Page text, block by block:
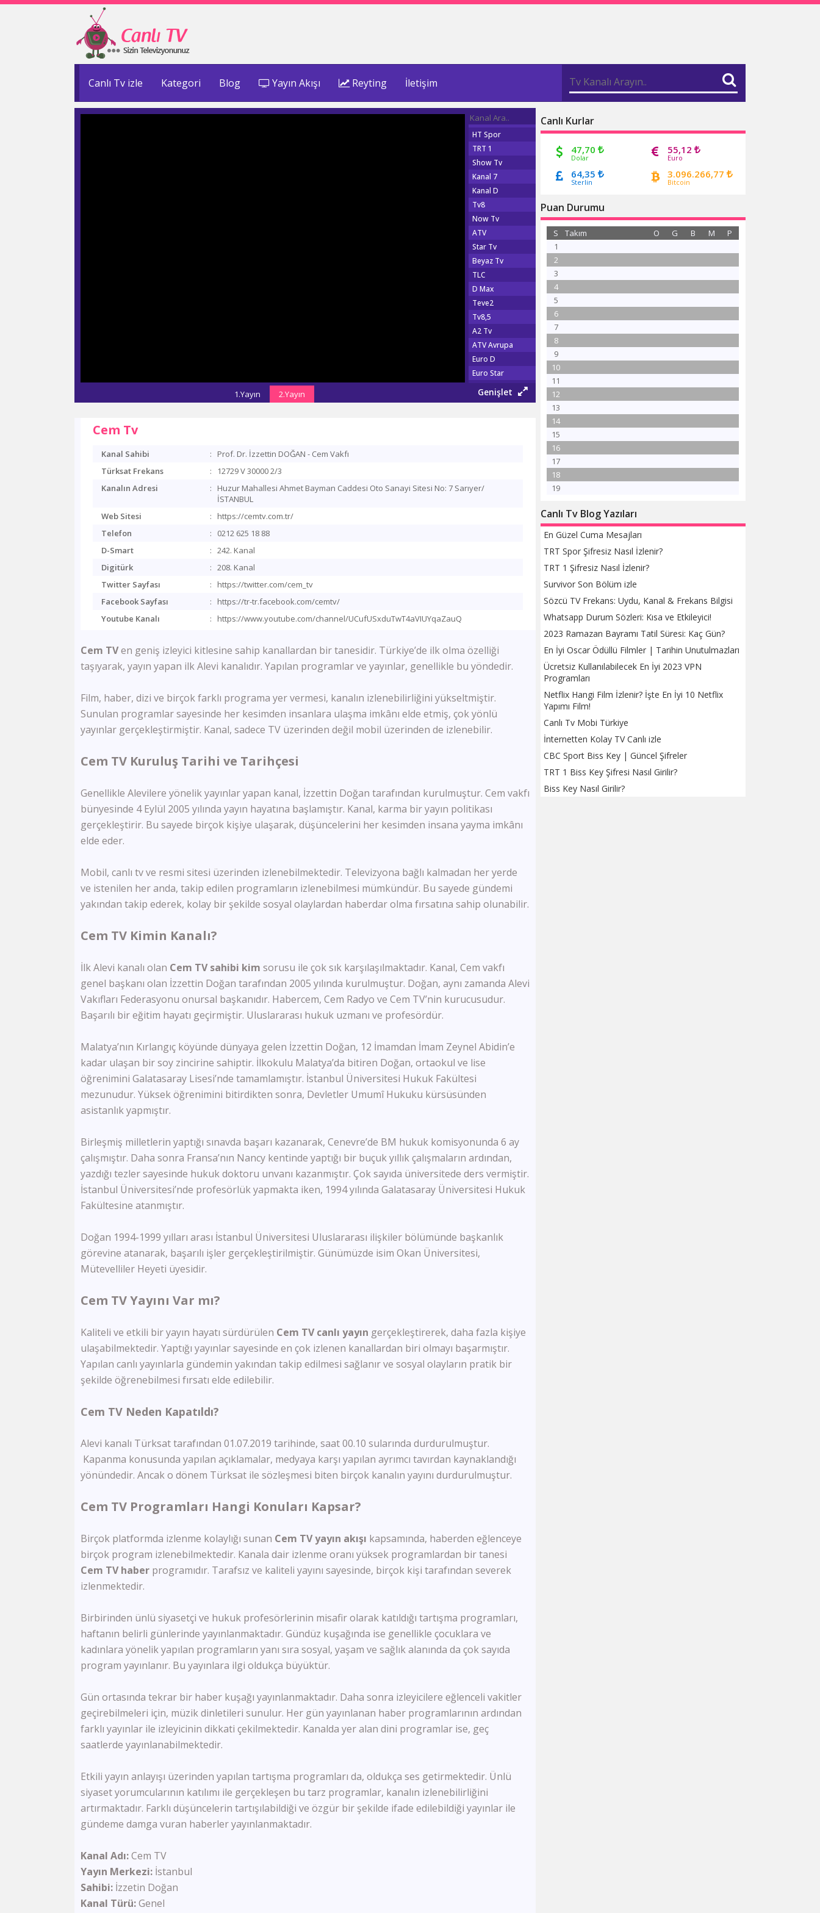
Canlı Tv izle Kategori Blog Yayın Akışı Reyting İletişim
1.Yayın 2.Yayın
HT Spor
TRT 1
Show Tv
Kanal 7
Kanal D
Tv8
Now Tv
ATV
Star Tv
Beyaz Tv
TLC
D Max
Teve2
Tv8,5
A2 Tv
ATV Avrupa
Euro D
Euro Star
Show Türk
Fox Tv
Habertürk Tv
Bloomberg HT
A Para
Ülke Tv
KRT Tv
Bengütürk Tv
Bein Sports Haber
GS Tv
FB Tv
Sports Tv
Tivibu Spor
TRT Çocuk
TRT Belgesel
TGRT Belgesel
İdman Tv
ATV Azad
İctimai Tv
Cem Tv
Meltem Tv
Dost Tv
TV5
Lalegül Tv
Akıllı Tv
Çay Tv
Kral Tv
TRT Eba İlkokul
Tek Rumeli Tv
TRT Eba Ortaokul
1 TV Georgia
Govend Tv
Ronahi Tv
TRT Kürdi
Sim Tv
TV4
Uçankuş Tv
Kocaeli Tv
Akit Tv
Kanal 68
TRT World
Ege Türk Tv
Diyanet Tv
TvEM
Pamukkale Tv
Genişlet
Canlı Kurlar
47,70
Dolar
55,12
Euro
64,35
Sterlin
3.096.266,77
Bitcoin
Puan Durumu
S Takım P
M
B
G
O
1
2
3
4
5
6
7
8
9
10
11
12
13
14
15
16
17
18
19
Canlı Tv Blog Yazıları
En Güzel Cuma Mesajları
TRT Spor Şifresiz Nasıl İzlenir?
TRT 1 Şifresiz Nasıl İzlenir?
Survivor Son Bölüm izle
Sözcü TV Frekans: Uydu, Kanal & Frekans Bilgisi
Whatsapp Durum Sözleri: Kısa ve Etkileyici!
2023 Ramazan Bayramı Tatil Süresi: Kaç Gün?
En İyi Oscar Ödüllü Filmler | Tarihin Unutulmazları
Ücretsiz Kullanılabilecek En İyi 2023 VPN
Programları
Netflix Hangi Film İzlenir? İşte En İyi 10 Netflix
Yapımı Film!
Canlı Tv Mobi Türkiye
İnternetten Kolay TV Canlı izle
CBC Sport Biss Key | Güncel Şifreler
TRT 1 Biss Key Şifresi Nasıl Girilir?
Biss Key Nasıl Girilir?
Cem Tv
Kanal Sahibi :
Prof. Dr. İzzettin DOĞAN - Cem Vakfı
Türksat Frekans
:
12729 V 30000 2/3
Kanalın Adresi
:
Huzur Mahallesi Ahmet Bayman Caddesi Oto Sanayi Sitesi No: 7 Sarıyer/
İSTANBUL
Web Sitesi
:
https://cemtv.com.tr/
Telefon
:
0212 625 18 88
D-Smart
: 242. Kanal
Digitürk
: 208. Kanal
Twitter Sayfası
:
https://twitter.com/cem_tv
Facebook Sayfası
:
https://tr-tr.facebook.com/cemtv/
Youtube Kanalı
: https://www.youtube.com/channel/UCufUSxduTwT4aVIUYqaZauQ
Cem TVen geniş izleyici kitlesine sahip kanallardan bir tanesidir. Türkiye’de ilk olma özelliği
taşıyarak, yayın yapan ilk Alevi kanalıdır. Yapılan programlar ve yayınlar, genellikle bu yöndedir.
Film, haber, dizi ve birçok farklı programa yer vermesi, kanalın izlenebilirliğini yükseltmiştir.
Sunulan programlar sayesinde her kesimden insanlara ulaşma imkânı elde etmiş, çok yönlü
yayınlar gerçekleştirmiştir. Kanal, sadece TV üzerinden değil mobil üzerinden de izlenebilir.
Cem TV Kuruluş Tarihi ve Tarihçesi
Genellikle Alevilere yönelik yayınlar yapan kanal, İzzettin Doğan tarafından kurulmuştur. Cem vakfı
bünyesinde 4 Eylül 2005 yılında yayın hayatına başlamıştır. Kanal, karma bir yayın politikası
gerçekleştirir. Bu sayede birçok kişiye ulaşarak, düşüncelerini her kesimden insana yayma imkânı
elde eder.
Mobil, canlı tv ve resmi sitesi üzerinden izlenebilmektedir. Televizyona bağlı kalmadan her yerde
ve istenilen her anda, takip edilen programların izlenebilmesi mümkündür. Bu sayede gündemi
yakından takip ederek, kolay bir şekilde sosyal olaylardan haberdar olma fırsatına sahip olunabilir.
Cem TV Kimin Kanalı?
İlk Alevi kanalı olan Cem TV sahibi kim sorusu ile çok sık karşılaşılmaktadır. Kanal, Cem vakfı
genel başkanı olan İzzettin Doğan tarafından 2005 yılında kurulmuştur. Doğan, aynı zamanda Alevi
Vakıfları Federasyonu onursal başkanıdır. Habercem, Cem Radyo ve Cem TV’nin kurucusudur.
Başarılı bir eğitim hayatı geçirmiştir. Uluslararası hukuk uzmanı ve profesördür.
Malatya’nın Kırlangıç köyünde dünyaya gelen İzzettin Doğan, 12 İmamdan İmam Zeynel Abidin’e
kadar ulaşan bir soy zincirine sahiptir. İlkokulu Malatya’da bitiren Doğan, ortaokul ve lise
öğrenimini Galatasaray Lisesi’nde tamamlamıştır. İstanbul Üniversitesi Hukuk Fakültesi
mezunudur. Yüksek öğrenimini bitirdikten sonra, Devletler Umumî Hukuku kürsüsünden
asistanlık yapmıştır.
Birleşmiş milletlerin yaptığı sınavda başarı kazanarak, Cenevre’de BM hukuk komisyonunda 6 ay
çalışmıştır. Daha sonra Fransa’nın Nancy kentinde yaptığı bir buçuk yıllık çalışmaların ardından,
yazdığı tezler sayesinde hukuk doktoru unvanı kazanmıştır. Çok sayıda üniversitede ders vermiştir.
İstanbul Üniversitesi’nde profesörlük yapmakta iken, 1994 yılında Galatasaray Üniversitesi Hukuk
Fakültesine atanmıştır.
Doğan 1994-1999 yılları arası İstanbul Üniversitesi Uluslararası ilişkiler bölümünde başkanlık
görevine atanarak, başarılı işler gerçekleştirilmiştir. Günümüzde isim Okan Üniversitesi,
Mütevelliler Heyeti üyesidir.
Cem TV Yayını Var mı?
Kaliteli ve etkili bir yayın hayatı sürdürülen Cem TV canlı yayın gerçekleştirerek, daha fazla kişiye
ulaşabilmektedir. Yaptığı yayınlar sayesinde en çok izlenen kanallardan biri olmayı başarmıştır.
Yapılan canlı yayınlarla gündemin yakından takip edilmesi sağlanır ve sosyal olayların pratik bir
şekilde öğrenebilmesi fırsatı elde edilebilir.
Cem TV Neden Kapatıldı?
Alevi kanalı Türksat tarafından 01.07.2019 tarihinde, saat 00.10 sularında durdurulmuştur.
Kapanma konusunda yapılan açıklamalar, medyaya karşı yapılan ayrımcı tavırdan kaynaklandığı
yönündedir. Ancak o dönem Türksat ile sözleşmesi biten birçok kanalın yayını durdurulmuştur.
Cem TV Programları Hangi Konuları Kapsar?
Birçok platformda izlenme kolaylığı sunan Cem TV yayın akışı kapsamında, haberden eğlenceye
birçok program izlenebilmektedir. Kanala dair izlenme oranı yüksek programlardan bir tanesi
Cem TV haber programıdır. Tarafsız ve kaliteli yayını sayesinde, birçok kişi tarafından severek
izlenmektedir.
Birbirinden ünlü siyasetçi ve hukuk profesörlerinin misafir olarak katıldığı tartışma programları,
haftanın belirli günlerinde yayınlanmaktadır. Gündüz kuşağında ise genellikle çocuklara ve
kadınlara yönelik yapılan programların yanı sıra sosyal, yaşam ve sağlık alanında da çok sayıda
program yayınlanır. Bu yayınlara ilgi oldukça büyüktür.
Gün ortasında tekrar bir haber kuşağı yayınlanmaktadır. Daha sonra izleyicilere eğlenceli vakitler
geçirebilmeleri için, müzik dinletileri sunulur. Her gün yayınlanan haber programlarının ardından
farklı yayınlar ile izleyicinin dikkati çekilmektedir. Kanalda yer alan dini programlar ise, geç
saatlerde yayınlanabilmektedir.
Etkili yayın anlayışı üzerinden yapılan tartışma programları da, oldukça ses getirmektedir. Ünlü
siyaset yorumcularının katılımı ile gerçekleşen bu tarz programlar, kanalın izlenebilirliğini
artırmaktadır. Farklı düşüncelerin tartışılabildiği ve özgür bir şekilde ifade edilebildiği yayınlar ile
gündeme damga vuran haberler yayınlanmaktadır.
Kanal Adı:Cem TV
Yayın Merkezi: İstanbul
Sahibi: İzzetin Doğan
Kanal Türü:Genel